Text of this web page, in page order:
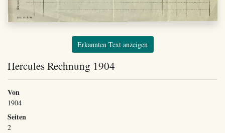
Erkannten Text anzeigen
Hercules Rechnung 1904
Von
1904
Seiten
2